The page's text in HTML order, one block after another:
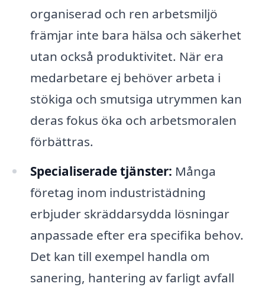
organiserad och ren arbetsmiljö
främjar inte bara hälsa och säkerhet
utan också produktivitet. När era
medarbetare ej behöver arbeta i
stökiga och smutsiga utrymmen kan
deras fokus öka och arbetsmoralen
förbättras.
Specialiserade tjänster: Många
företag inom industristädning
erbjuder skräddarsydda lösningar
anpassade efter era specifika behov.
Det kan till exempel handla om
sanering, hantering av farligt avfall